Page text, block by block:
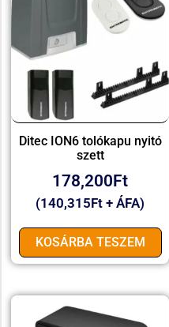
Ditec ION6 tolókapu nyitó
szett
178,200Ft
(140,315Ft + ÁFA)
KOSÁRBA TESZEM